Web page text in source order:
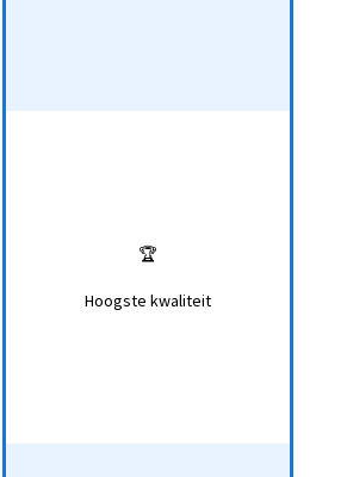
Hoogste
🏆
Hoogste kwaliteit